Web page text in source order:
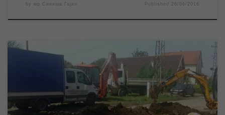
by мр Синиша Гајин Published 26/06/2016
Иако је било најављено да ће део градског насеља Шумица
око Топличине улице, због хаварије већих размера на уличној
водоводној мрежи, бити целу ноћ без воде, екипе ЈКП
„Водовод и канализација“ су успеле, уз сталну контролу и